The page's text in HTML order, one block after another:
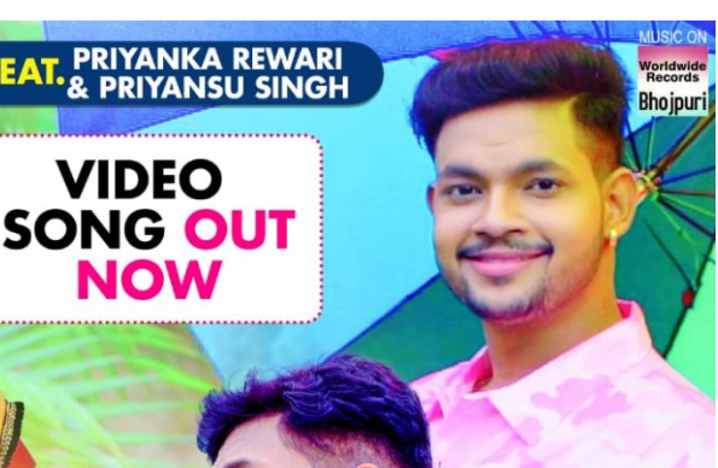
वर्ल्डवाइड रिकॉर्ड्स भोजपुरी का नया धमाकेदार गाना जल्द, दुबई की खूबसूरत लोकेशन्स पर हो रही है शूटिंग